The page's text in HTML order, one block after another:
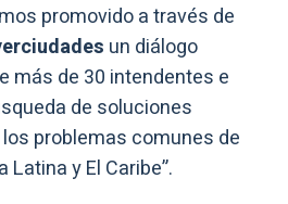
promovido a través de
un diálogo
más de 30 intendentes e
de soluciones
problemas comunes de
y El Caribe”.